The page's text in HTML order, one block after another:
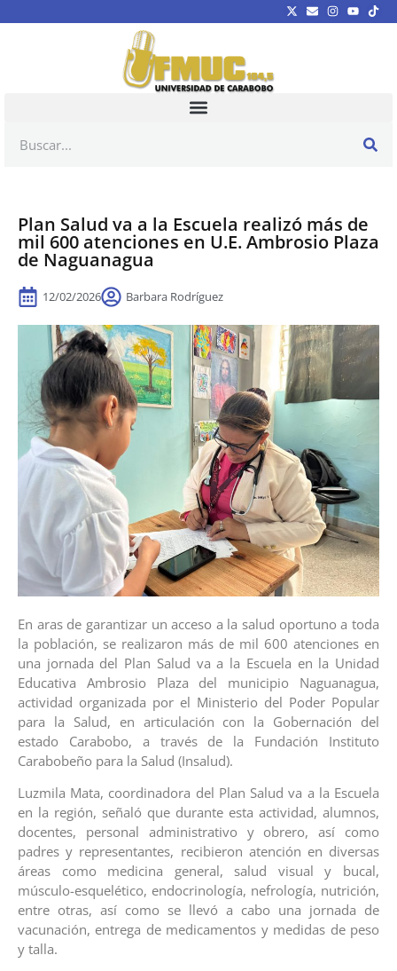
Plan Salud va a la Escuela realizó más de
mil 600 atenciones en U.E. Ambrosio Plaza
de Naguanagua
12/02/2026 Barbara Rodríguez
En aras de garantizar un acceso a la salud oportuno a toda
la población, se realizaron más de mil 600 atenciones en
una jornada del Plan Salud va a la Escuela en la Unidad
Educativa Ambrosio Plaza del municipio Naguanagua,
actividad organizada por el Ministerio del Poder Popular
para la Salud, en articulación con la Gobernación del
estado Carabobo, a través de la Fundación Instituto
Carabobeño para la Salud (Insalud).
Luzmila Mata, coordinadora del Plan Salud va a la Escuela
en la región, señaló que durante esta actividad, alumnos,
docentes, personal administrativo y obrero, así como
padres y representantes, recibieron atención en diversas
áreas como medicina general, salud visual y bucal,
músculo-esquelético, endocrinología, nefrología, nutrición,
entre otras, así como se llevó a cabo una jornada de
vacunación, entrega de medicamentos y medidas de peso
y talla.